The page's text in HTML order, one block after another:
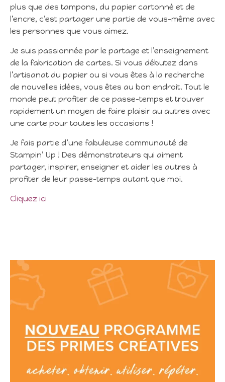
plus que des tampons, du papier cartonné et de
l’encre, c’est partager une partie de vous-même avec
les personnes que vous aimez.
Je suis passionnée par le partage et l’enseignement
de la fabrication de cartes. Si vous débutez dans
l’artisanat du papier ou si vous êtes à la recherche
de nouvelles idées, vous êtes au bon endroit. Tout le
monde peut profiter de ce passe-temps et trouver
rapidement un moyen de faire plaisir au autres avec
une carte pour toutes les occasions !
Je fais partie d’une fabuleuse communauté de
Stampin’ Up ! Des démonstrateurs qui aiment
partager, inspirer, enseigner et aider les autres à
profiter de leur passe-temps autant que moi.
Cliquez ici